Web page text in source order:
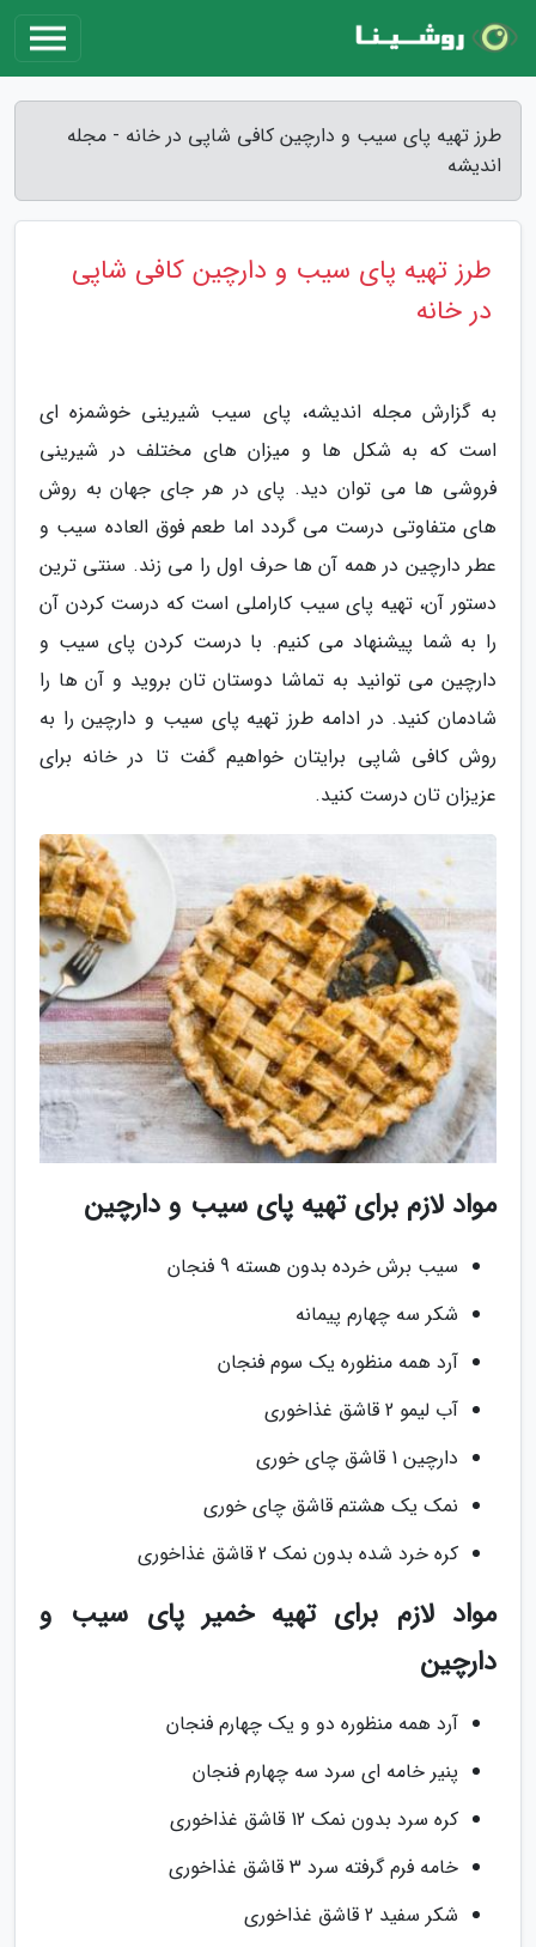
طرز تهیه پای سیب و دارچین کافی شاپی در خانه - مجله
اندیشه
طرز تهیه پای سیب و دارچین کافی شاپی
در خانه
به گزارش مجله اندیشه، پای سیب شیرینی خوشمزه ای
است که به شکل ها و میزان های مختلف در شیرینی
فروشی ها می توان دید. پای در هر جای جهان به روش
های متفاوتی درست می گردد اما طعم فوق العاده سیب و
عطر دارچین در همه آن ها حرف اول را می زند. سنتی ترین
دستور آن، تهیه پای سیب کاراملی است که درست کردن آن
را به شما پیشنهاد می کنیم. با درست کردن پای سیب و
دارچین می توانید به تماشا دوستان تان بروید و آن ها را
شادمان کنید. در ادامه طرز تهیه پای سیب و دارچین را به
روش کافی شاپی برایتان خواهیم گفت تا در خانه برای
عزیزان تان درست کنید.
مواد لازم برای تهیه پای سیب و دارچین
سیب برش خرده بدون هسته 9 فنجان
شکر سه چهارم پیمانه
آرد همه منظوره یک سوم فنجان
آب لیمو 2 قاشق غذاخوری
دارچین 1 قاشق چای خوری
نمک یک هشتم قاشق چای خوری
کره خرد شده بدون نمک 2 قاشق غذاخوری
مواد لازم برای تهیه خمیر پای سیب و
دارچین
آرد همه منظوره دو و یک چهارم فنجان
پنیر خامه ای سرد سه چهارم فنجان
کره سرد بدون نمک 12 قاشق غذاخوری
خامه فرم گرفته سرد 3 قاشق غذاخوری
شکر سفید 2 قاشق غذاخوری